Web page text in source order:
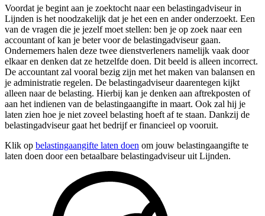
Voordat je begint aan je zoektocht naar een belastingadviseur in
Lijnden is het noodzakelijk dat je het een en ander onderzoekt. Een
van de vragen die je jezelf moet stellen: ben je op zoek naar een
accountant of kan je beter voor de belastingadviseur gaan.
Ondernemers halen deze twee dienstverleners namelijk vaak door
elkaar en denken dat ze hetzelfde doen. Dit beeld is alleen incorrect.
De accountant zal vooral bezig zijn met het maken van balansen en
je administratie regelen. De belastingadviseur daarentegen kijkt
alleen naar de belasting. Hierbij kan je denken aan aftrekposten of
aan het indienen van de belastingaangifte in maart. Ook zal hij je
laten zien hoe je niet zoveel belasting hoeft af te staan. Dankzij de
belastingadviseur gaat het bedrijf er financieel op vooruit.
Klik op belastingaangifte laten doen om jouw belastingaangifte te
laten doen door een betaalbare belastingadviseur uit Lijnden.